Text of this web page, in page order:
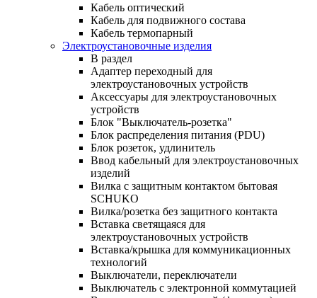
Кабель оптический
Кабель для подвижного состава
Кабель термопарный
Электроустановочные изделия
В раздел
Адаптер переходный для
электроустановочных устройств
Аксессуары для электроустановочных
устройств
Блок "Выключатель-розетка"
Блок распределения питания (PDU)
Блок розеток, удлинитель
Ввод кабельный для электроустановочных
изделий
Вилка с защитным контактом бытовая
SCHUKO
Вилка/розетка без защитного контакта
Вставка светящаяся для
электроустановочных устройств
Вставка/крышка для коммуникационных
технологий
Выключатели, переключатели
Выключатель с электронной коммутацией